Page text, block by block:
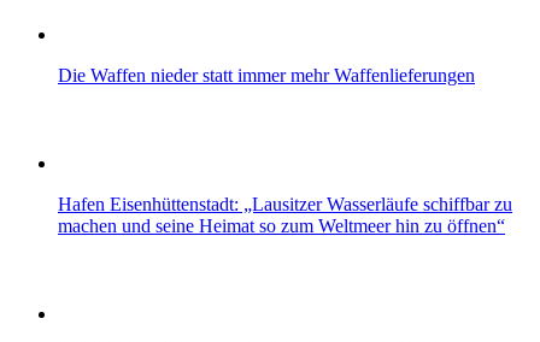
Die Waffen nieder statt immer mehr Waffenlieferungen
Hafen Eisenhüttenstadt: „Lausitzer Wasserläufe schiffbar zu
machen und seine Heimat so zum Weltmeer hin zu öffnen“